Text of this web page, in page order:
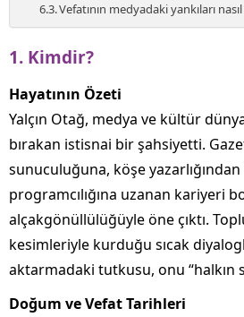
Vefatının medyadaki yankıları
1. Kimdir?
Hayatının Özeti
Yalçın Otağ, medya ve kültür
bırakan istisnai bir şahsiyetti.
sunuculuğuna, köşe
programcılığına uzanan kariyeri
alçakgönüllülüğüyle öne çıktı.
kesimleriyle kurduğu sıcak
aktarmadaki tutkusu, onu “halkın
Doğum ve Vefat Tarihleri